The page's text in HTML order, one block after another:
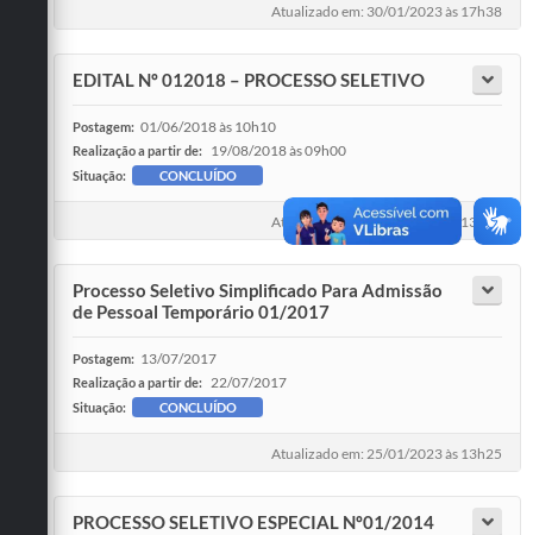
Atualizado em: 30/01/2023 às 17h38
EDITAL Nº 012018 – PROCESSO SELETIVO
Postagem: 01/06/2018 às 10h10
Realização a partir de: 19/08/2018 às 09h00
Situação: CONCLUÍDO
Atualizado em: 12/02/2019 às 13h46
Processo Seletivo Simplificado Para Admissão
de Pessoal Temporário 01/2017
Postagem: 13/07/2017
Realização a partir de: 22/07/2017
Situação: CONCLUÍDO
Atualizado em: 25/01/2023 às 13h25
PROCESSO SELETIVO ESPECIAL Nº01/2014